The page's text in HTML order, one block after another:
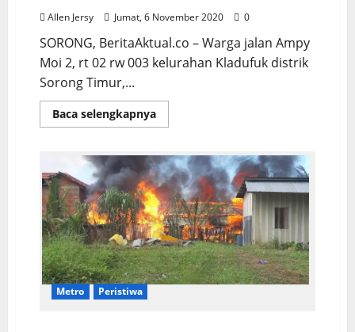
Allen Jersy Jumat, 6 November 2020 0
SORONG, BeritaAktual.co – Warga jalan Ampy
Moi 2, rt 02 rw 003 kelurahan Kladufuk distrik
Sorong Timur,...
Baca selengkapnya
Metro Peristiwa